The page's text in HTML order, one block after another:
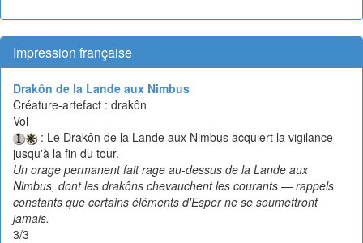
Impression française
Drakôn de la Lande aux Nimbus
Créature-artefact : drakôn
Vol
: Le Drakôn de la Lande aux Nimbus acquiert la vigilance
jusqu'à la fin du tour.
Un orage permanent fait rage au-dessus de la Lande aux
Nimbus, dont les drakôns chevauchent les courants — rappels
constants que certains éléments d'Esper ne se soumettront
jamais.
3/3